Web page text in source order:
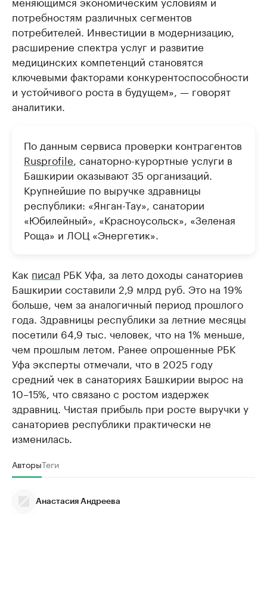
потребностям различных сегментов
потребителей. Инвестиции в модернизацию,
расширение спектра услуг и развитие
медицинских компетенций становятся
ключевыми факторами конкурентоспособности
и устойчивого роста в будущем», — говорят
аналитики.
По данным сервиса проверки контрагентов
Rusprofile , санаторно-курортные услуги в
Башкирии оказывают 35 организаций.
Крупнейшие по выручке здравницы
республики: «Янган-Тау», санатории
«Юбилейный», «Красноусольск», «Зеленая
Роща» и ЛОЦ «Энергетик».
Как писал РБК Уфа, за лето доходы санаториев
Башкирии составили 2,9 млрд руб. Это на 19%
больше, чем за аналогичный период прошлого
года. Здравницы республики за летние месяцы
посетили 64,9 тыс. человек, что на 1% меньше,
чем прошлым летом. Ранее опрошенные РБК
Уфа эксперты отмечали, что в 2025 году
средний чек в санаториях Башкирии вырос на
10–15%, что связано с ростом издержек
здравниц. Чистая прибыль при росте выручки у
санаториев республики практически не
изменилась.
АвторыТеги
Анастасия Андреева